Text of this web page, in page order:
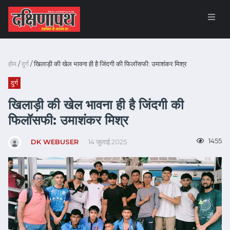
होम/दुर्ग/ खिलाड़ी की खेल भावना ही है जिंदगी की फिलॉसफी: उमाशंकर मिश्र
दुर्ग
खिलाड़ी की खेल भावना ही है जिंदगी की
फिलॉसफी: उमाशंकर मिश्र
DK WEBUSER 14 जुलाई 2025 1455